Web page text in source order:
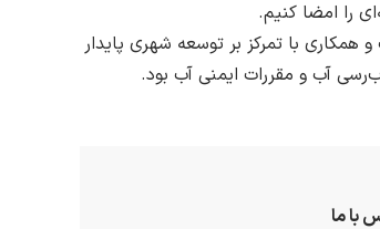
را امضا کنیم.
با تمرکز بر توسعه شهری پایدار
آب و مقررات ایمنی آب بود.
با ما